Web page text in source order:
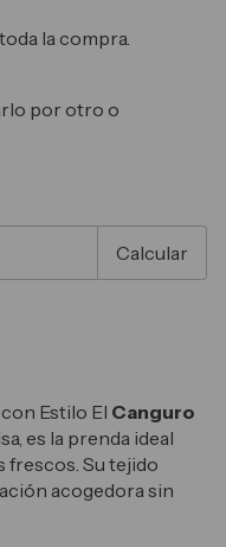
la compra.
por otro o
Calcular
Estilo El Canguro
es la prenda ideal
frescos. Su tejido
acogedora sin